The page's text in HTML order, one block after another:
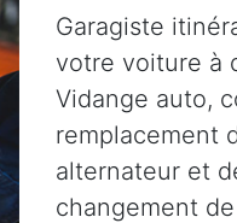
Garagiste
votre voiture à
Vidange auto,
remplacement
alternateur et
changement